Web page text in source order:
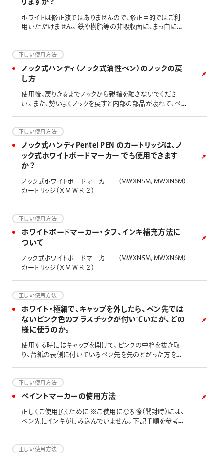
りますか？
ホワイトは修正液ではありませんので、修正目的ではご利
用いただけません。鉄や樹脂等の非吸収面に、まっ白にか
正しい使用方法
ノック式ハンディ（ノック式油性ペン）のノックの戻
し方
使用後、戻りきるまでノックから親指を離さないでくださ
い。また、勢いよくノックを戻すと内部の部品が壊れて、ペ
正しい使用方法
ノック式ハンディPentel PEN のカートリッジは、ノ
ック式ホワイトボードマーカー でも使用できます
か？
ノック式ホワイトボードマーカー （MWXN5M, MWXN6M）
カートリッジ（ＸＭＷＲ２）
正しい使用方法
ホワイトボードマーカー・タフ、インキ補充方法に
ついて
ノック式ホワイトボードマーカー （MWXN5M, MWXN6M）
カートリッジ（ＸＭＷＲ２）
正しい使用方法
ホワイト・極細で、キャップを外したら、ペン先では
ないピンク色のプラスチックが付いていたが、どの
様に使うのか。
使用する時にはキャップを開けて、ピンクの中栓を抜き取
り、台紙の表側に付いているペン先を先のとがった方を外
正しい使用方法
ペイントマーカーの使用方法
正しくご使用頂くために ※ご使用になる際（開封時）には、
ペン先にインキがしみ込んでいません。下記手順を参考に
い。
正しい使用方法